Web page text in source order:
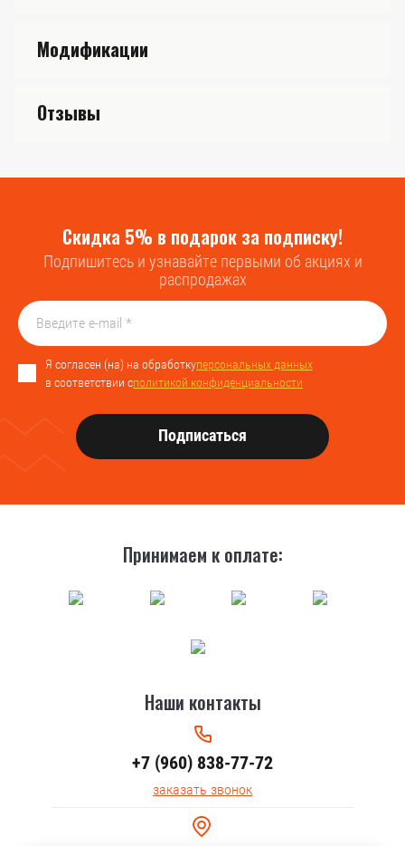
Модификации
Отзывы
Скидка 5% в подарок за подписку!
Подпишитесь и узнавайте первыми об акциях и
распродажах
Я согласен (на) на обработкуперсональных данных
в соответствии сполитикой конфиденциальности
Подписаться
Принимаем к оплате:
Наши контакты
+7 (960) 838-77-72
заказать звонок